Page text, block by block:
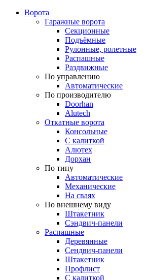
Ворота
Гаражные ворота
Секционные
Подъёмные
Рулонные, ролетные
Распашные
Раздвижные
По управлению
Автоматические
По производителю
Doorhan
Alutech
Откатные ворота
Консольные
С калиткой
Алютех
Дорхан
По типу
Автоматические
Механические
На сваях
По внешнему виду
Штакетник
Сэндвич-панели
Распашные
Деревянные
Сендвич-панели
Штакетник
Профлист
С калиткой